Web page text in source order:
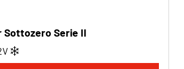
Sottozero Serie II
V